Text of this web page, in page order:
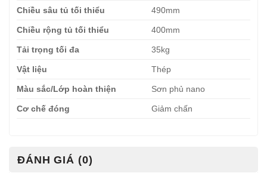
Chiều sâu tủ tối thiểu 490mm
Chiều rộng tủ tối thiểu 400mm
Tải trọng tối đa 35kg
Vật liệu Thép
Màu sắc/Lớp hoàn thiện Sơn phủ nano
Cơ chế đóng Giảm chấn
ĐÁNH GIÁ (0)